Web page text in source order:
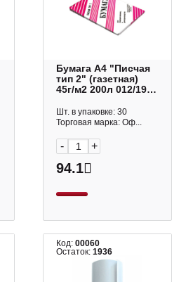
Бумага А4 "Писчая
тип 2" (газетная)
45г/м2 200л 012/19
Шт. в упаковке: 30
Торговая марка: Оф...
- +
94.1
Код:00060
Остаток:1936